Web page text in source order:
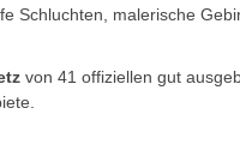
Schluchten, malerische
von 41 offiziellen gut